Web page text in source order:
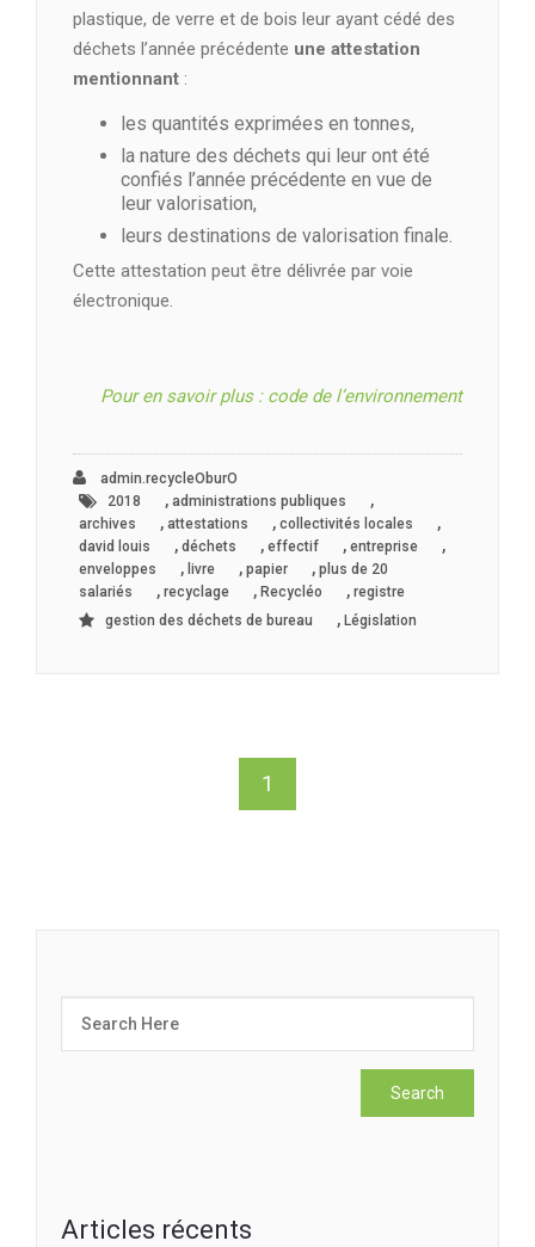
plastique, de verre et de bois leur ayant cédé des
déchets l’année précédente une attestation
mentionnant :
les quantités exprimées en tonnes,
la nature des déchets qui leur ont été
confiés l’année précédente en vue de
leur valorisation,
leurs destinations de valorisation finale.
Cette attestation peut être délivrée par voie
électronique.
Pour en savoir plus : code de l’environnement
admin.recycleOburO
2018
, administrations publiques ,
archives , attestations , collectivités locales ,
david louis , déchets , effectif , entreprise ,
enveloppes , livre , papier , plus de 20
salariés
, recyclage , Recycléo , registre
gestion des déchets de bureau
, Législation
1
Articles récents